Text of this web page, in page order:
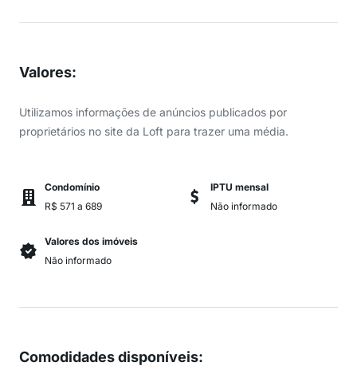
Valores:
Utilizamos informações de anúncios publicados por
proprietários no site da Loft para trazer uma média.
Condomínio
R$ 571 a 689
IPTU mensal
Não informado
Valores dos imóveis
Não informado
Comodidades disponíveis: